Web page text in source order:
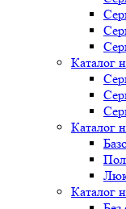
Каталог
Каталог
Каталог